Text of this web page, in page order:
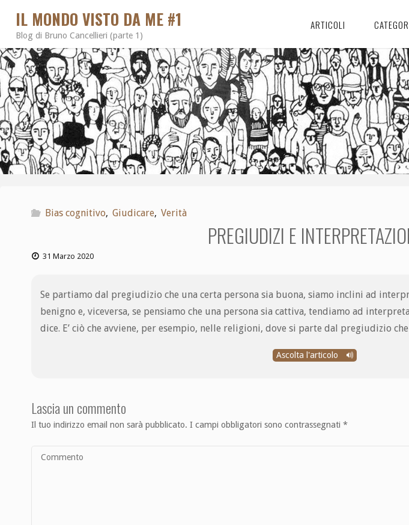
IL MONDO VISTO DA ME #1
Blog di Bruno Cancellieri (parte 1)
ARTICOLI
Bias cognitivo, Giudicare, Verità
PREGIUDIZI E
31 Marzo 2020
Se partiamo dal pregiudizio che una certa persona sia buona, siamo inclini ad
benigno e, viceversa, se pensiamo che una persona sia cattiva, tendiamo ad
dice. E’ ciò che avviene, per esempio, nelle religioni, dove si parte dal pregiudizio
Ascolta l'articolo
Lascia un commento
Il tuo indirizzo email non sarà pubblicato. I campi obbligatori sono contrassegnati*